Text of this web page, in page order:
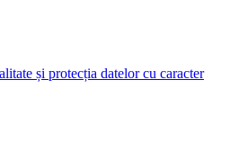
și protecția datelor cu caracter